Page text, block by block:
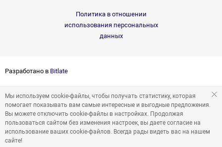
Политика в отношении
использования персональных
данных
Разработано в Bitlate
Мы используем cookie-файлы, чтобы получать статистику, которая
помогает показывать вам самые интересные и выгодные предложения.
Вы можете отключить cookie-файлы в настройках. Продолжая
пользоваться сайтом без изменения настроек, вы даете согласие на
использование ваших cookie-файлов. Всегда рады видеть вас на нашем
сайте!